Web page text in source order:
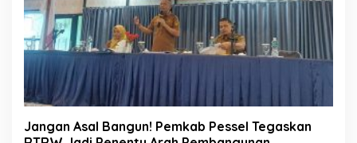
Jangan Asal Bangun! Pemkab Pessel Tegaskan